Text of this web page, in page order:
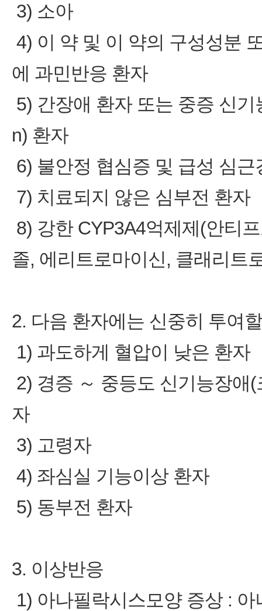
3) 소아
4) 이 약 및 이 약의 구성성분
에 과민반응 환자
5) 간장애 환자 또는 중증 신
n) 환자
6) 불안정 협심증 및 급성 심
7) 치료되지 않은 심부전 환자
8) 강한 CYP3A4억제제(안티
졸, 에리트로마이신, 클래리트
2. 다음 환자에는 신중히 투여
1) 과도하게 혈압이 낮은 환자
2) 경증 ～ 중등도 신기능장애
자
3) 고령자
4) 좌심실 기능이상 환자
5) 동부전 환자
3. 이상반응
1) 아나필락시스모양 증상 :